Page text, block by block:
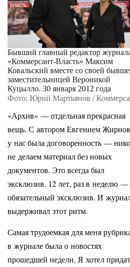
Бывший главный редактор
«Коммерсант-Власть» Максим
Ковальский вместе со своей
заместительницей Вероникой
Куцылло. 30 января 2012 года
Фото: Юрий Мартьянов /
«Архив» — отдельная прекрасная
вещь. С автором Евгением
у нас была договоренность —
не делаем материал без новых
документов. Это всегда был
эксклюзив. 12 лет, раз в неделю —
обязательный эксклюзив. И
выдерживал этот ритм.
Самая трудоемкая для меня
в журнале была о новостях
прошедшей недели. Я хотел